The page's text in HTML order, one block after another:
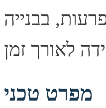
בבנייה
מפרט טכני